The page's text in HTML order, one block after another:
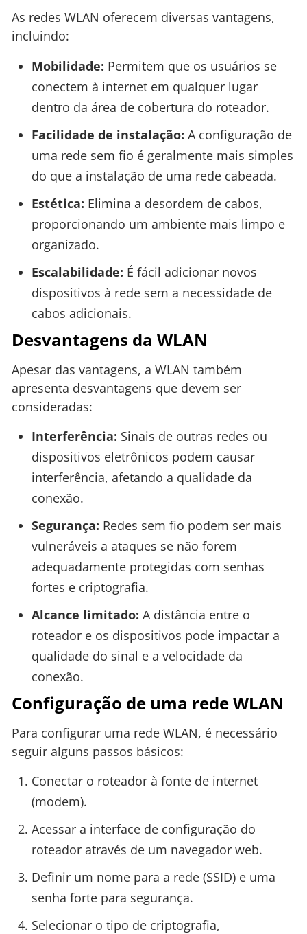
As redes WLAN oferecem diversas vantagens,
incluindo:
Mobilidade: Permitem que os usuários se
conectem à internet em qualquer lugar
dentro da área de cobertura do roteador.
Facilidade de instalação: A configuração de
uma rede sem fio é geralmente mais simples
do que a instalação de uma rede cabeada.
Estética: Elimina a desordem de cabos,
proporcionando um ambiente mais limpo e
organizado.
Escalabilidade: É fácil adicionar novos
dispositivos à rede sem a necessidade de
cabos adicionais.
Desvantagens da WLAN
Apesar das vantagens, a WLAN também
apresenta desvantagens que devem ser
consideradas:
Interferência: Sinais de outras redes ou
dispositivos eletrônicos podem causar
interferência, afetando a qualidade da
conexão.
Segurança: Redes sem fio podem ser mais
vulneráveis a ataques se não forem
adequadamente protegidas com senhas
fortes e criptografia.
Alcance limitado: A distância entre o
roteador e os dispositivos pode impactar a
qualidade do sinal e a velocidade da
conexão.
Configuração de uma rede WLAN
Para configurar uma rede WLAN, é necessário
seguir alguns passos básicos:
Conectar o roteador à fonte de internet
(modem).
Acessar a interface de configuração do
roteador através de um navegador web.
Definir um nome para a rede (SSID) e uma
senha forte para segurança.
Selecionar o tipo de criptografia,